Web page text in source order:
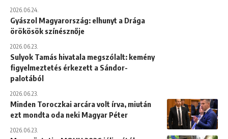
2026.06.24.
Gyászol Magyarország: elhunyt a Drága
örökösök színésznője
2026.06.23.
Sulyok Tamás hivatala megszólalt: kemény
figyelmeztetés érkezett a Sándor-
palotából
2026.06.23.
Minden Toroczkai arcára volt írva, miután
ezt mondta oda neki Magyar Péter
2026.06.23.